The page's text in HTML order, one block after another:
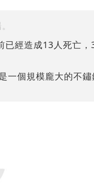
經造成13人死亡，
一個規模龐大的不